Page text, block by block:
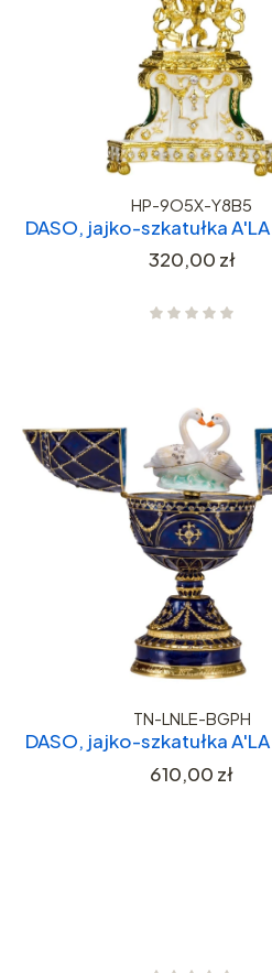
HP-9O5X-Y8B5
DASO, jajko-szkatułka A'LA
Cena
320,00 zł
TN-LNLE-BGPH
DASO, jajko-szkatułka A'LA
Cena
610,00 zł